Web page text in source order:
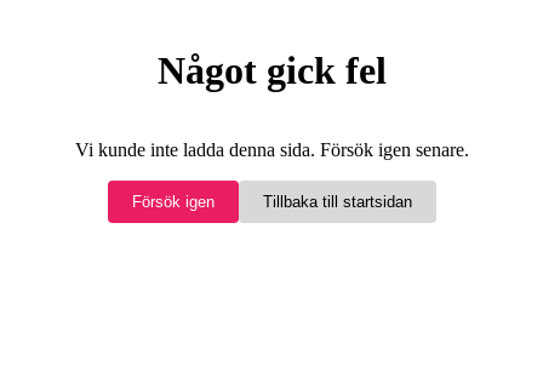
Något gick fel
Vi kunde inte ladda denna sida. Försök igen senare.
Försök igen Tillbaka till startsidan